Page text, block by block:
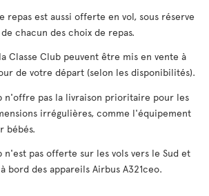
repas est aussi offerte en vol, sous réserve
chacun des choix de repas.
Classe Club peuvent être mis en vente à
de votre départ (selon les disponibilités).
n'offre pas la livraison prioritaire pour les
irrégulières, comme l'équipement
bébés.
n'est pas offerte sur les vols vers le Sud et
bord des appareils Airbus A321ceo.